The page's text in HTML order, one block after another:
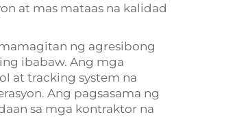
at mas mataas na kalidad
ng agresibong
ibabaw. Ang mga
at tracking system na
Ang pagsasama ng
sa mga kontraktor na